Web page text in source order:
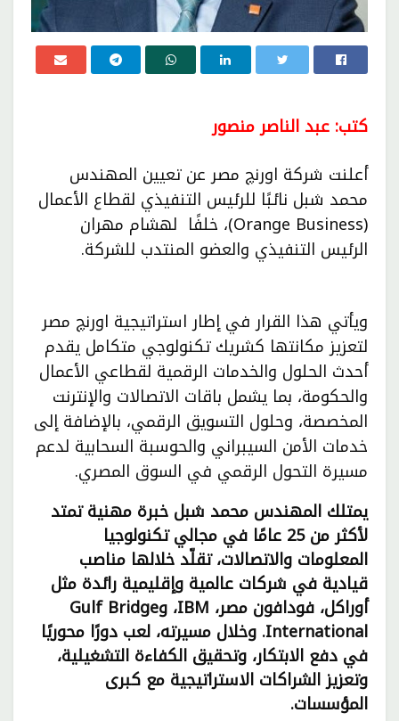
كتب: عبد الناصر منصور
أعلنت شركة اورنچ مصر عن تعيين المهندس
محمد شبل نائبًا للرئيس التنفيذي لقطاع الأعمال
(Orange Business)، خلفًا لهشام مهران
الرئيس التنفيذي والعضو المنتدب للشركة.
ويأتي هذا القرار في إطار استراتيجية اورنچ مصر
لتعزيز مكانتها كشريك تكنولوجي متكامل يقدم
أحدث الحلول والخدمات الرقمية لقطاعي الأعمال
والحكومة، بما يشمل باقات الاتصالات والإنترنت
المخصصة، وحلول التسويق الرقمي، بالإضافة إلى
خدمات الأمن السيبراني والحوسبة السحابية لدعم
مسيرة التحول الرقمي في السوق المصري.
يمتلك المهندس محمد شبل خبرة مهنية تمتد
لأكثر من 25 عامًا في مجالي تكنولوجيا
المعلومات والاتصالات، تقلّد خلالها مناصب
قيادية في شركات عالمية وإقليمية رائدة مثل
أوراكل، فودافون مصر، IBM، وGulf Bridge
International. وخلال مسيرته، لعب دورًا محوريًا
في دفع الابتكار، وتحقيق الكفاءة التشغيلية،
وتعزيز الشراكات الاستراتيجية مع كبرى
المؤسسات.